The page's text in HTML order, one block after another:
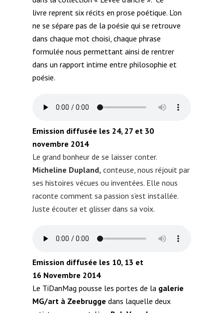
livre reprent six récits en prose poétique. L’on
ne se sépare pas de la poésie qui se retrouve
dans chaque mot choisi, chaque phrase
formulée nous permettant ainsi de rentrer
dans un rapport intime entre philosophie et
poésie.
Emission diffusée les 24, 27 et 30
novembre 2014
Le grand bonheur de se laisser conter.
Micheline Dupland, conteuse, nous réjouit par
ses histoires vécues ou inventées. Elle nous
raconte comment sa passion s’est installée.
Juste écouter et glisser dans sa voix.
Emission diffusée les 10, 13 et
16 Novembre 2014
Le TiDanMag pousse les portes de la galerie
MG/art à Zeebrugge dans laquelle deux